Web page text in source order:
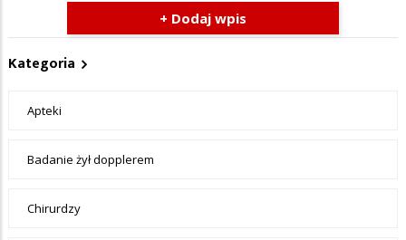
+ Dodaj wpis
Kategoria
Apteki
Badanie żył dopplerem
Chirurdzy